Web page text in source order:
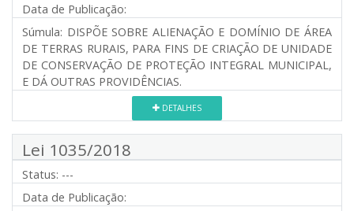
Data de Publicação:
Súmula: DISPÕE SOBRE ALIENAÇÃO E DOMÍNIO DE ÁREA
DE TERRAS RURAIS, PARA FINS DE CRIAÇÃO DE UNIDADE
DE CONSERVAÇÃO DE PROTEÇÃO INTEGRAL MUNICIPAL,
E DÁ OUTRAS PROVIDÊNCIAS.
DETALHES
Lei 1035/2018
Status: ---
Data de Publicação: